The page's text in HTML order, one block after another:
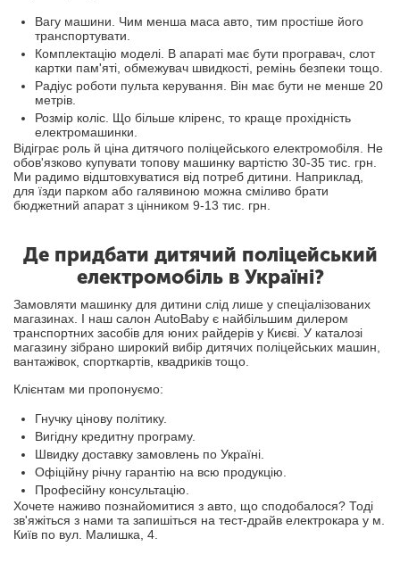
Вагу машини. Чим менша маса авто, тим простіше його
транспортувати.
Комплектацію моделі. В апараті має бути програвач, слот
картки пам'яті, обмежувач швидкості, ремінь безпеки тощо.
Радіус роботи пульта керування. Він має бути не менше 20
метрів.
Розмір коліс. Що більше кліренс, то краще прохідність
електромашинки.
Відіграє роль й ціна дитячого поліцейського електромобіля. Не
обов'язково купувати топову машинку вартістю 30-35 тис. грн.
Ми радимо відштовхуватися від потреб дитини. Наприклад,
для їзди парком або галявиною можна сміливо брати
бюджетний апарат з цінником 9-13 тис. грн.
Де придбати дитячий поліцейський
електромобіль в Україні?
Замовляти машинку для дитини слід лише у спеціалізованих
магазинах. І наш салон AutoBaby є найбільшим дилером
транспортних засобів для юних райдерів у Києві. У каталозі
магазину зібрано широкий вибір дитячих поліцейських машин,
вантажівок, спорткартів, квадриків тощо.
Клієнтам ми пропонуємо:
Гнучку цінову політику.
Вигідну кредитну програму.
Швидку доставку замовлень по Україні.
Офіційну річну гарантію на всю продукцію.
Професійну консультацію.
Хочете наживо познайомитися з авто, що сподобалося? Тоді
зв'яжіться з нами та запишіться на тест-драйв електрокара у м.
Київ по вул. Малишка, 4.